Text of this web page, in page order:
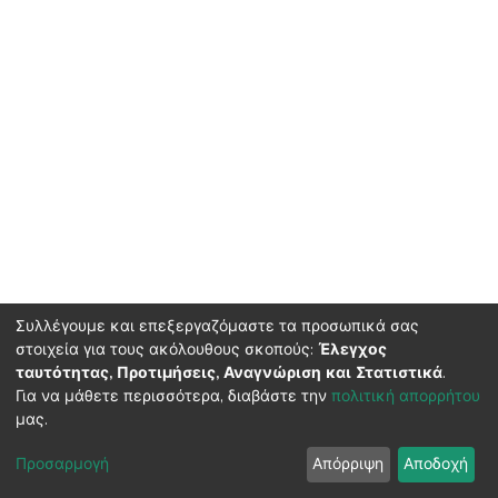
HMU Library & Information Center, Tel: (+30) 2810 379330,
irepository@hmu.gr
Instructions
Copyright © 2026, Department of Educational Process Coordination
and Support, HMU | Based on Dspace
Συλλέγουμε και επεξεργαζόμαστε τα προσωπικά σας
στοιχεία για τους ακόλουθους σκοπούς: Έλεγχος
ταυτότητας, Προτιμήσεις, Αναγνώριση και Στατιστικά.
Για να μάθετε περισσότερα, διαβάστε την πολιτική απορρήτου
μας.
Προσαρμογή Απόρριψη Αποδοχή